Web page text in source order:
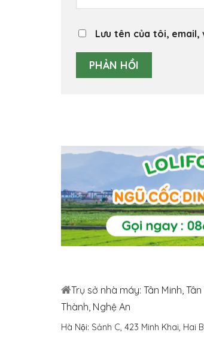
Lưu tên của tôi,
Trụ sở nhà máy: Tân Minh, Tân
Thành, Nghệ An
Hà Nội: Sảnh C, 423 Minh Khai, Hai